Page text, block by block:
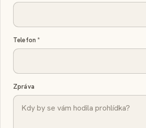
Telefon *
Zpráva